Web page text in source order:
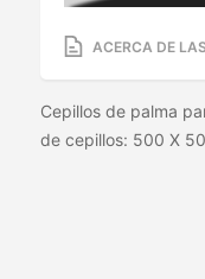
ACERCA DE
Cepillos de palma
de cepillos: 500 X